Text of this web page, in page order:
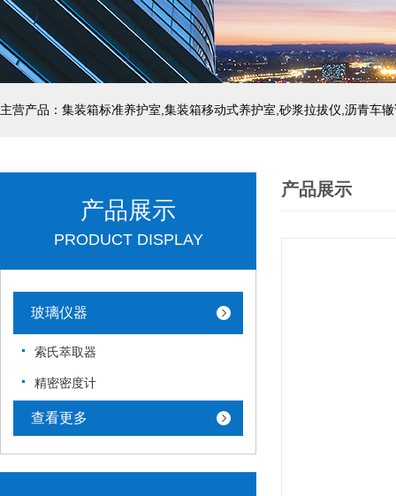
主营产品：集装箱标准养护室,集装箱移动式养护室,砂浆拉拔仪,沥青车
产品展示
PRODUCT DISPLAY
玻璃仪器
索氏萃取器
精密密度计
查看更多
产品展示